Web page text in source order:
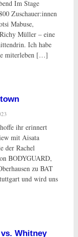
Im Stage
Zuschauer:innen
Mabuse,
Müller – eine
Ich habe
miterleben […]
ihr erinnert
mit Aisata
der Rachel
BODYGUARD,
zu BAT
und wird uns
Whitney